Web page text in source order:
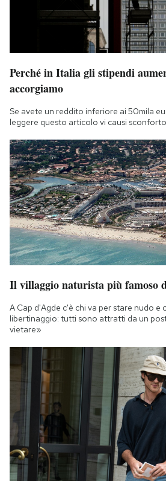
Perché in Italia gli stipendi
accorgiamo
Se avete un reddito inferiore ai 50mila
leggere questo articolo vi causi sconforto
Il villaggio naturista più famoso
A Cap d'Agde c'è chi va per stare nudo e
libertinaggio: tutti sono attratti da un
vietare»